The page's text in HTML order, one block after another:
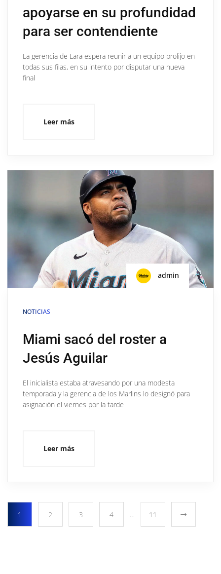
apoyarse en su profundidad
para ser contendiente
La gerencia de Lara espera reunir a un equipo prolijo en
todas sus filas, en su intento por disputar una nueva
final
Leer más
admin
NOTICIAS
Miami sacó del roster a
Jesús Aguilar
El inicialista estaba atravesando por una modesta
temporada y la gerencia de los Marlins lo designó para
asignación el viernes por la tarde
Leer más
1 2 3 4 … 11